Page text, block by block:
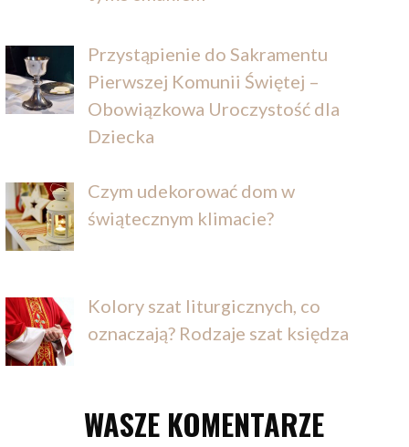
Przystąpienie do Sakramentu
Pierwszej Komunii Świętej –
Obowiązkowa Uroczystość dla
Dziecka
Czym udekorować dom w
świątecznym klimacie?
Kolory szat liturgicznych, co
oznaczają? Rodzaje szat księdza
WASZE KOMENTARZE